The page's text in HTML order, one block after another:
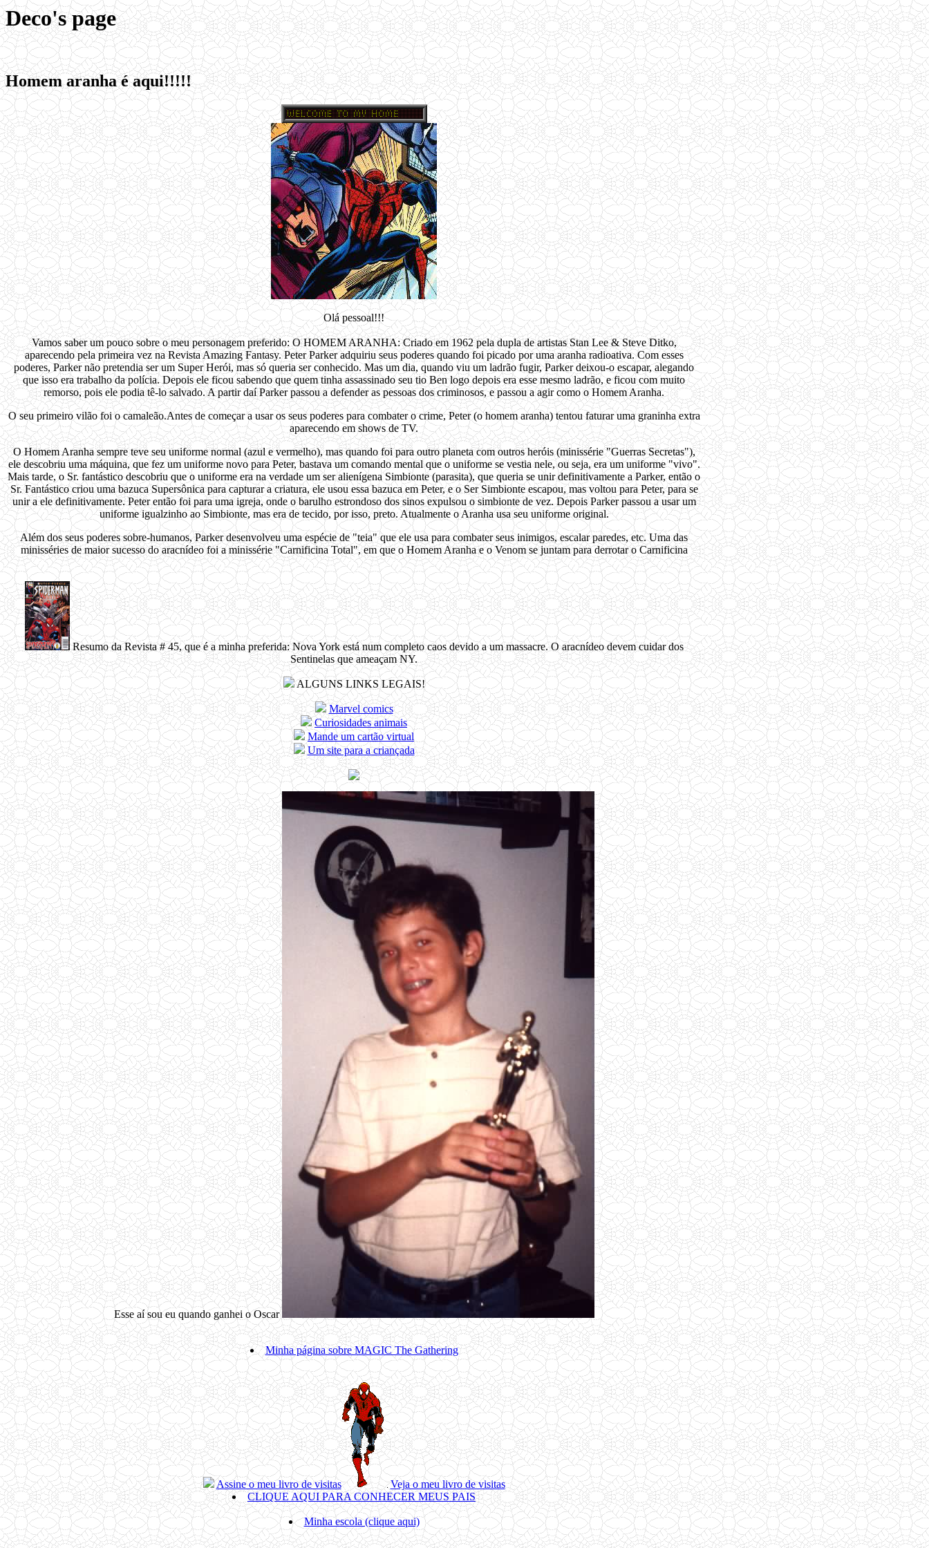
Deco's page
Homem aranha é aqui!!!!!
Olá pessoal!!!
Vamos saber um pouco sobre o meu personagem preferido: O HOMEM ARANHA: Criado em 1962 pela dupla de artistas Stan Lee & Steve Ditko,
aparecendo pela primeira vez na Revista Amazing Fantasy. Peter Parker adquiriu seus poderes quando foi picado por uma aranha radioativa. Com esses
poderes, Parker não pretendia ser um Super Herói, mas só queria ser conhecido. Mas um dia, quando viu um ladrão fugir, Parker deixou-o escapar, alegando
que isso era trabalho da polícia. Depois ele ficou sabendo que quem tinha assassinado seu tio Ben logo depois era esse mesmo ladrão, e ficou com muito
remorso, pois ele podia tê-lo salvado. A partir daí Parker passou a defender as pessoas dos criminosos, e passou a agir como o Homem Aranha.
O seu primeiro vilão foi o camaleão.Antes de começar a usar os seus poderes para combater o crime, Peter (o homem aranha) tentou faturar uma graninha extra
aparecendo em shows de TV.
O Homem Aranha sempre teve seu uniforme normal (azul e vermelho), mas quando foi para outro planeta com outros heróis (minissérie "Guerras Secretas"),
ele descobriu uma máquina, que fez um uniforme novo para Peter, bastava um comando mental que o uniforme se vestia nele, ou seja, era um uniforme "vivo".
Mais tarde, o Sr. fantástico descobriu que o uniforme era na verdade um ser alienígena Simbionte (parasita), que queria se unir definitivamente a Parker, então o
Sr. Fantástico criou uma bazuca Supersônica para capturar a criatura, ele usou essa bazuca em Peter, e o Ser Simbionte escapou, mas voltou para Peter, para se
unir a ele definitivamente. Peter então foi para uma igreja, onde o barulho estrondoso dos sinos expulsou o simbionte de vez. Depois Parker passou a usar um
uniforme igualzinho ao Simbionte, mas era de tecido, por isso, preto. Atualmente o Aranha usa seu uniforme original.
Além dos seus poderes sobre-humanos, Parker desenvolveu uma espécie de "teia" que ele usa para combater seus inimigos, escalar paredes, etc. Uma das
minisséries de maior sucesso do aracnídeo foi a minissérie "Carnificina Total", em que o Homem Aranha e o Venom se juntam para derrotar o Carnificina
Resumo da Revista # 45, que é a minha preferida: Nova York está num completo caos devido a um massacre. O aracnídeo devem cuidar dos
Sentinelas que ameaçam NY.
ALGUNS LINKS LEGAIS!
Marvel comics
Curiosidades animais
Mande um cartão virtual
Um site para a criançada
Esse aí sou eu quando ganhei o Oscar
Minha página sobre MAGIC The Gathering
Assine o meu livro de visitas
Veja o meu livro de visitas
CLIQUE AQUI PARA CONHECER MEUS PAIS
Minha escola (clique aqui)